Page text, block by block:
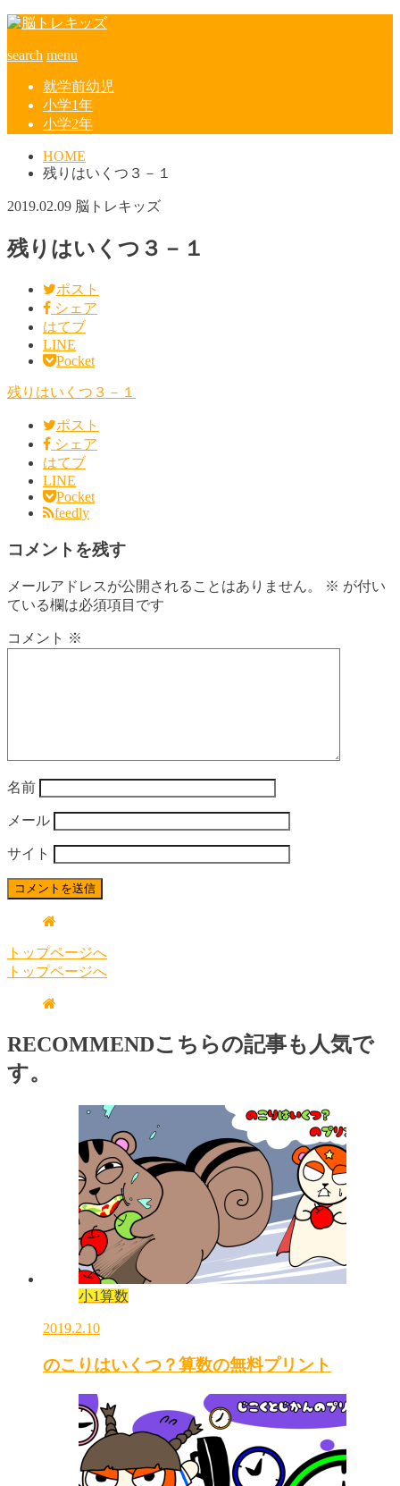
search menu
就学前幼児
小学1年
小学2年
HOME
残りはいくつ３－１
2019.02.09 脳トレキッズ
残りはいくつ３－１
ポスト
シェア
はてブ
LINE
Pocket
残りはいくつ３－１
ポスト
シェア
はてブ
LINE
Pocket
feedly
コメントを残す
メールアドレスが公開されることはありません。 ※ が付い
ている欄は必須項目です
コメント ※
名前
メール
サイト
トップページへ
トップページへ
RECOMMENDこちらの記事も人気で
す。
小1算数
2019.2.10
のこりはいくつ？算数の無料プリント